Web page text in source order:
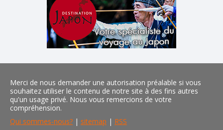
Merci de nous demander une autorisation préalable si vous
souhaitez utiliser le contenu de notre site à des fins autres
qu'un usage privé. Nous vous remercions de votre
compréhension.
Qui sommes-nous? | sitemap | RSS